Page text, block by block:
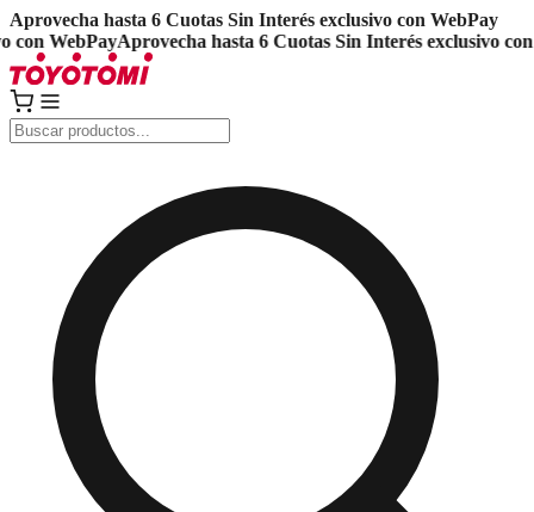
Aprovecha hasta 6 Cuotas Sin Interés exclusivo con WebPay
WebPayAprovecha hasta 6 Cuotas Sin Interés exclusivo con